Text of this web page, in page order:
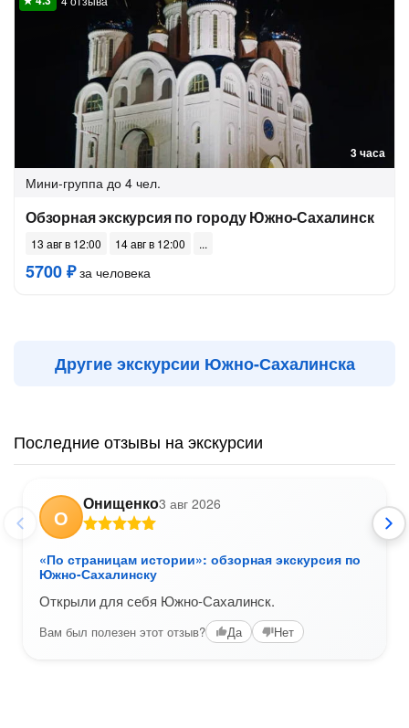
3 часа
Мини-группа до 4 чел.
Обзорная экскурсия по городу Южно-Сахалинск
13 авг в 12:00 14 авг в 12:00
5700 ₽за человека
Другие экскурсии Южно-Сахалинска
Последние отзывы на экскурсии
О
Онищенко3 авг 2026
«По страницам истории»: обзорная экскурсия по
Южно-Сахалинску
Открыли для себя Южно-Сахалинск.
Вам был полезен этот отзыв? Да Нет